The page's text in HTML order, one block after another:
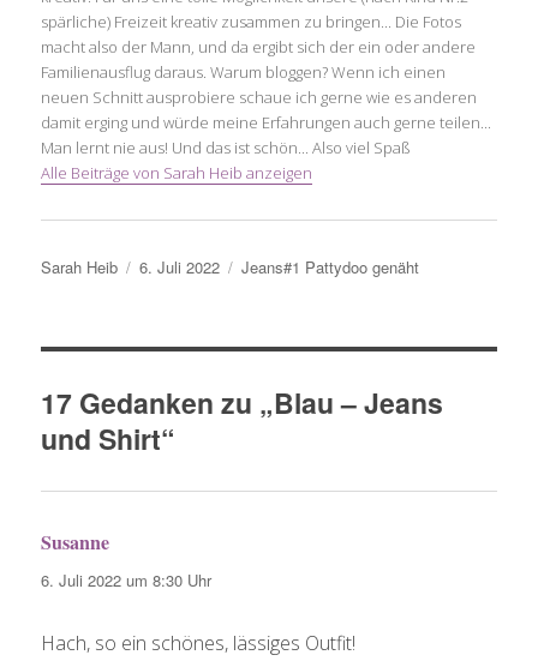
spärliche) Freizeit kreativ zusammen zu bringen... Die Fotos
macht also der Mann, und da ergibt sich der ein oder andere
Familienausflug daraus. Warum bloggen? Wenn ich einen
neuen Schnitt ausprobiere schaue ich gerne wie es anderen
damit erging und würde meine Erfahrungen auch gerne teilen...
Man lernt nie aus! Und das ist schön... Also viel Spaß
Alle Beiträge von Sarah Heib anzeigen
Autor
Sarah Heib
Veröffentlicht
6. Juli 2022 Schlagwörter
Jeans#1 Pattydoo genäht
17 Gedanken zu „Blau – Jeans
und Shirt“
Susanne
6. Juli 2022 um 8:30 Uhr
Hach, so ein schönes, lässiges Outfit!